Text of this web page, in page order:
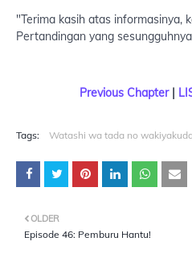
"Terima kasih atas informasinya,
Pertandingan yang
Previous Chapter|
Tags: Watashi wa tada no
OLDER
Episode 46: Pemburu Hantu!